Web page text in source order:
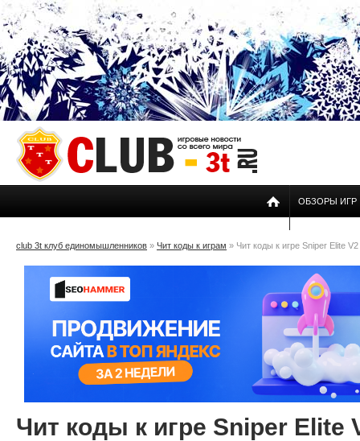
ОБЗОРЫ ИГР
club 3t клуб единомышленников » Чит коды к играм » Чит коды к игре Sniper Elite V2
Чит коды к игре Sniper Elite